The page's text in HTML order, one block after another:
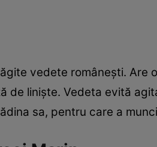
vedete românești. Are
liniște. Vedeta evită
sa, pentru care a